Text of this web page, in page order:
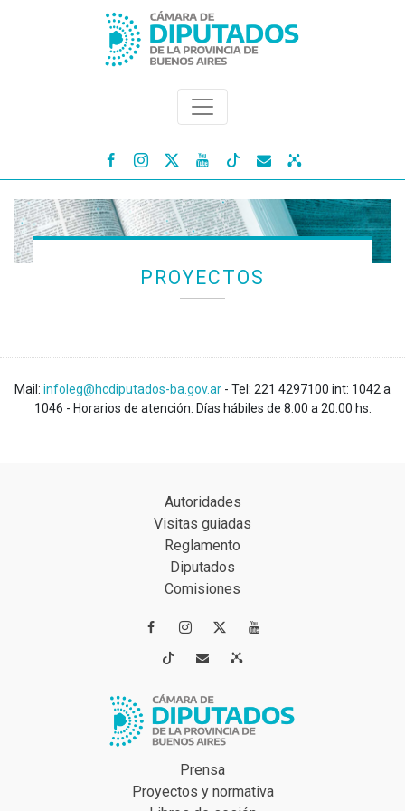
   
PROYECTOS
Mail: infoleg@hcdiputados-ba.gov.ar - Tel: 221 4297100 int: 1042 a
1046 - Horarios de atención: Días hábiles de 8:00 a 20:00 hs.
Autoridades
Visitas guiadas
Reglamento
Diputados
Comisiones
 
 
Prensa
Proyectos y normativa